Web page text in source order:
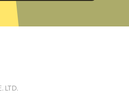
LTD.